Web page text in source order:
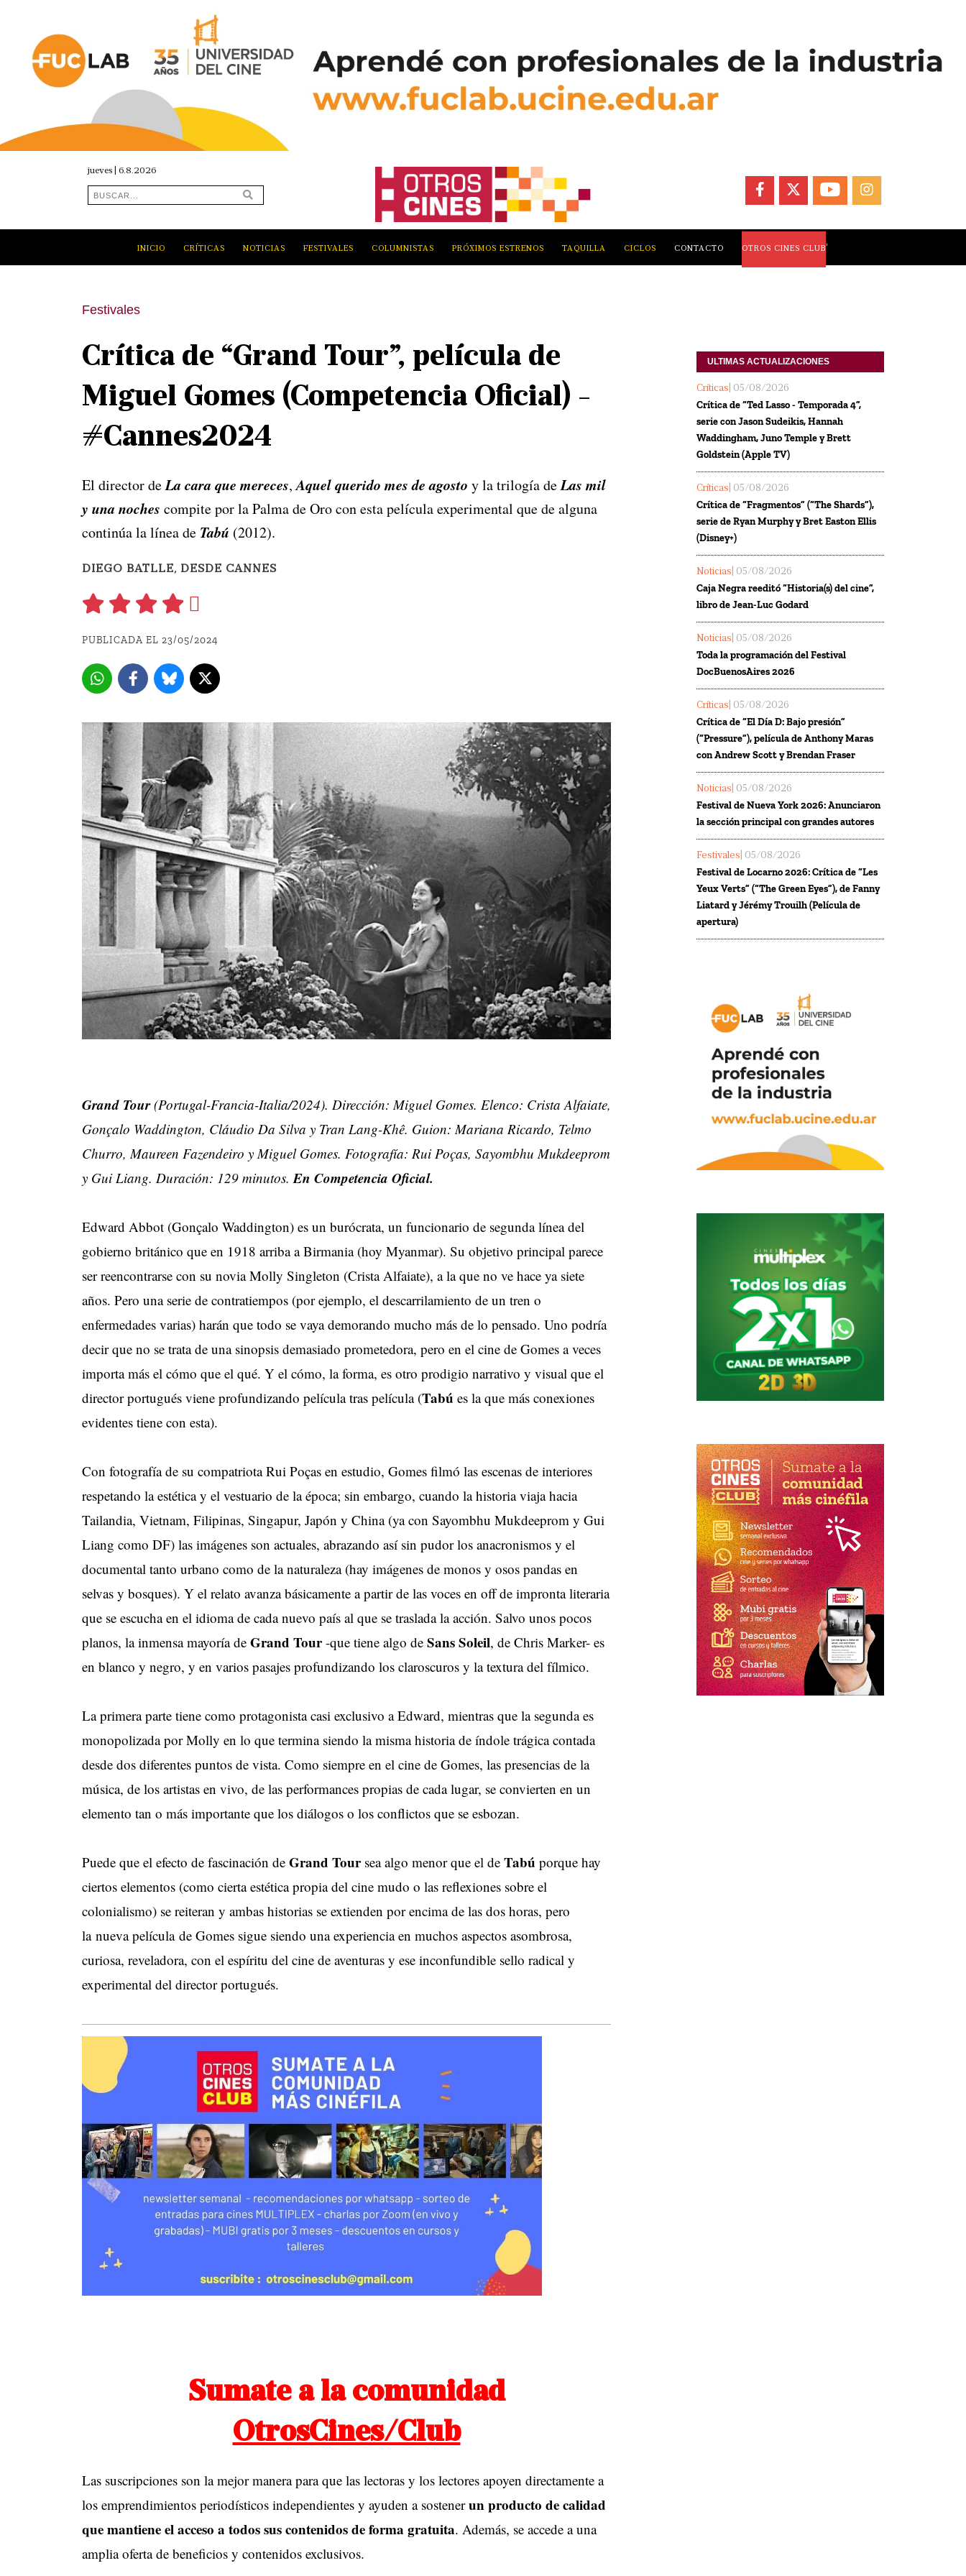
jueves | 6.8.2026
FACEBOOKYOUTUBEINSTAGRAM
INICIO CRÍTICAS NOTICIAS FESTIVALES COLUMNISTAS PRÓXIMOS ESTRENOS TAQUILLA CICLOS CONTACTO OTROS CINES CLUB
Festivales
Crítica de “Grand Tour”, película de
Miguel Gomes (Competencia Oficial) -
#Cannes2024
El director deLa cara que mereces,Aquel querido mes de agosto y la trilogía deLas mil
y una noches compite por la Palma de Oro con esta película experimental que de alguna
continúa la línea de Tabú (2012).
DIEGO BATLLE, DESDE CANNES
PUBLICADA EL 23/05/2024
Grand Tour(Portugal-Francia-Italia/2024). Dirección: Miguel Gomes. Elenco: Crista Alfaiate,
Gonçalo Waddington, Cláudio Da Silva y Tran Lang-Khê. Guion: Mariana Ricardo, Telmo
Churro, Maureen Fazendeiro y Miguel Gomes. Fotografía: Rui Poças, Sayombhu Mukdeeprom
y Gui Liang. Duración: 129 minutos.En Competencia Oficial.
Edward Abbot (Gonçalo Waddington) es un burócrata, un funcionario de segunda línea del
gobierno británico que en 1918 arriba a Birmania (hoy Myanmar). Su objetivo principal parece
ser reencontrarse con su novia Molly Singleton (Crista Alfaiate), a la que no ve hace ya siete
años. Pero una serie de contratiempos (por ejemplo, el descarrilamiento de un tren o
enfermedades varias) harán que todo se vaya demorando mucho más de lo pensado. Uno podría
decir que no se trata de una sinopsis demasiado prometedora, pero en el cine de Gomes a veces
importa más el cómo que el qué. Y el cómo, la forma, es otro prodigio narrativo y visual que el
director portugués viene profundizando película tras película (Tabú es la que más conexiones
evidentes tiene con esta).
Con fotografía de su compatriota Rui Poças en estudio, Gomes filmó las escenas de interiores
respetando la estética y el vestuario de la época; sin embargo, cuando la historia viaja hacia
Tailandia, Vietnam, Filipinas, Singapur, Japón y China (ya con Sayombhu Mukdeeprom y Gui
Liang como DF) las imágenes son actuales, abrazando así sin pudor los anacronismos y el
documental tanto urbano como de la naturaleza (hay imágenes de monos y osos pandas en
selvas y bosques). Y el relato avanza básicamente a partir de las voces en off de impronta literaria
que se escucha en el idioma de cada nuevo país al que se traslada la acción. Salvo unos pocos
planos, la inmensa mayoría de Grand Tour-que tiene algo de Sans Soleil, de Chris Marker- es
en blanco y negro, y en varios pasajes profundizando los claroscuros y la textura del fílmico.
La primera parte tiene como protagonista casi exclusivo a Edward, mientras que la segunda es
monopolizada por Molly en lo que termina siendo la misma historia de índole trágica contada
desde dos diferentes puntos de vista. Como siempre en el cine de Gomes, las presencias de la
música, de los artistas en vivo, de las performances propias de cada lugar, se convierten en un
elemento tan o más importante que los diálogos o los conflictos que se esbozan.
Puede que el efecto de fascinación de Grand Toursea algo menor que el de Tabú porque hay
ciertos elementos (como cierta estética propia del cine mudo o las reflexiones sobre el
colonialismo) se reiteran y ambas historias se extienden por encima de las dos horas, pero
la nueva película de Gomes sigue siendo una experiencia en muchos aspectos asombrosa,
curiosa, reveladora, con el espíritu del cine de aventuras y ese inconfundible sello radical y
experimental del director portugués.
Sumate a la comunidad
OtrosCines/Club
Las suscripciones son la mejor manera para que las lectoras y los lectores apoyen directamente a
los emprendimientos periodísticos independientes y ayuden a sostenerun producto de calidad
que mantiene el acceso a todos sus contenidos de forma gratuita. Además, se accede a una
amplia oferta de beneficios y contenidos exclusivos.
ULTIMAS ACTUALIZACIONES
Críticas | 05/08/2026
Crítica de “Ted Lasso - Temporada 4”,
serie con Jason Sudeikis, Hannah
Waddingham, Juno Temple y Brett
Goldstein (Apple TV)
Críticas | 05/08/2026
Crítica de “Fragmentos” (“The Shards”),
serie de Ryan Murphy y Bret Easton Ellis
(Disney+)
Noticias | 05/08/2026
Caja Negra reeditó “Historia(s) del cine”,
libro de Jean-Luc Godard
Noticias | 05/08/2026
Toda la programación del Festival
DocBuenosAires 2026
Críticas | 05/08/2026
Crítica de “El Día D: Bajo presión”
(“Pressure”), película de Anthony Maras
con Andrew Scott y Brendan Fraser
Noticias | 05/08/2026
Festival de Nueva York 2026: Anunciaron
la sección principal con grandes autores
Festivales | 05/08/2026
Festival de Locarno 2026: Crítica de “Les
Yeux Verts” (“The Green Eyes”), de Fanny
Liatard y Jérémy Trouilh (Película de
apertura)